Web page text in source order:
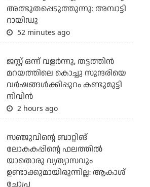
അത്ഭുതപ്പെടുത്തുന്നു: അമ്പാട്ടി
റായിഡു
52 minutes ago
ജസ്റ്റ് ഒന്ന് വളര്‍ന്നു, തട്ടത്തിന്‍
മറയത്തിലെ കൊച്ചു സുന്ദരിയെ
വര്‍ഷങ്ങള്‍ക്കിപ്പുറം കണ്ടുമുട്ടി
നിവിന്‍
2 hours ago
സഞ്ജുവിന്റെ ബാറ്റിങ്
ലോകകപ്പിന്റെ ഫലത്തില്‍
യാതൊരു വ്യത്യാസവും
ഉണ്ടാക്കുമായിരുന്നില്ല: ആകാശ്
ചോപ്ര